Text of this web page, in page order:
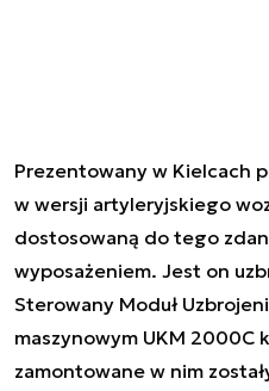
Prezentowany w Kielcach
w wersji artyleryjskiego
dostosowaną do tego
wyposażeniem. Jest on
Sterowany Moduł
maszynowym UKM 2000C
zamontowane w nim